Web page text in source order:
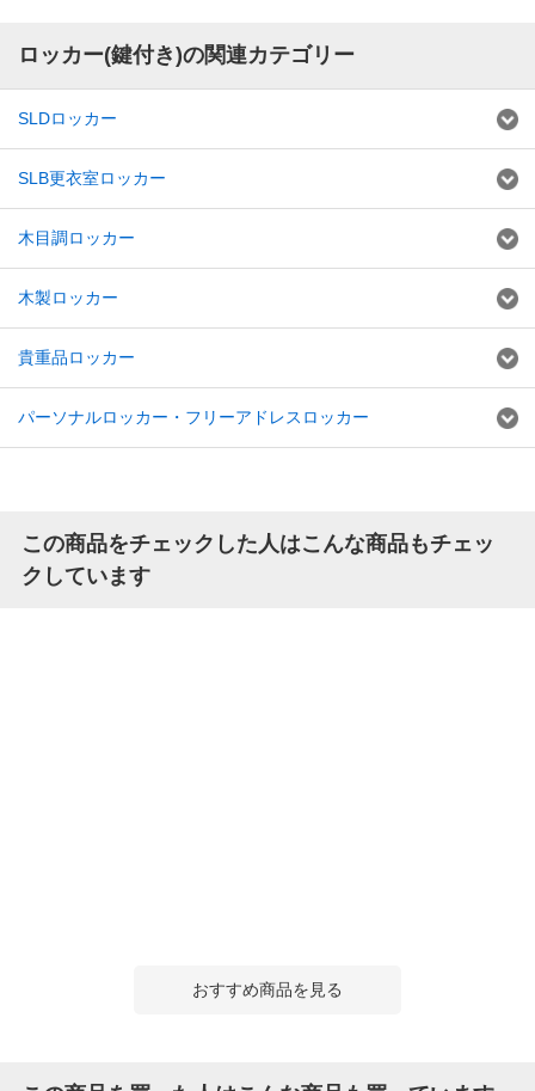
ロッカー(鍵付き)の関連カテゴリー
SLDロッカー
SLB更衣室ロッカー
木目調ロッカー
木製ロッカー
貴重品ロッカー
パーソナルロッカー・フリーアドレスロッカー
この商品をチェックした人はこんな商品もチェッ
クしています
おすすめ商品を見る